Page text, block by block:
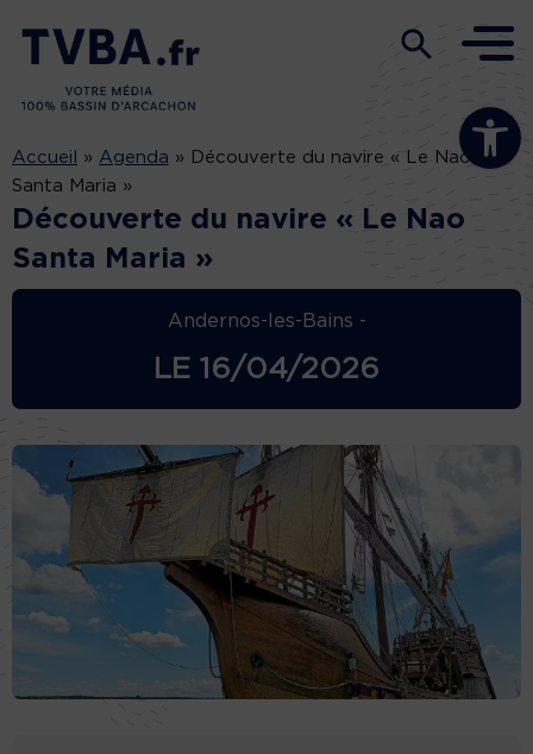
Ouvrir la
Accueil » Agenda »
Découverte du navire « Le Nao
Santa Maria »
Découverte du navire « Le Nao
Santa Maria »
Andernos-les-Bains -
LE 16/04/2026